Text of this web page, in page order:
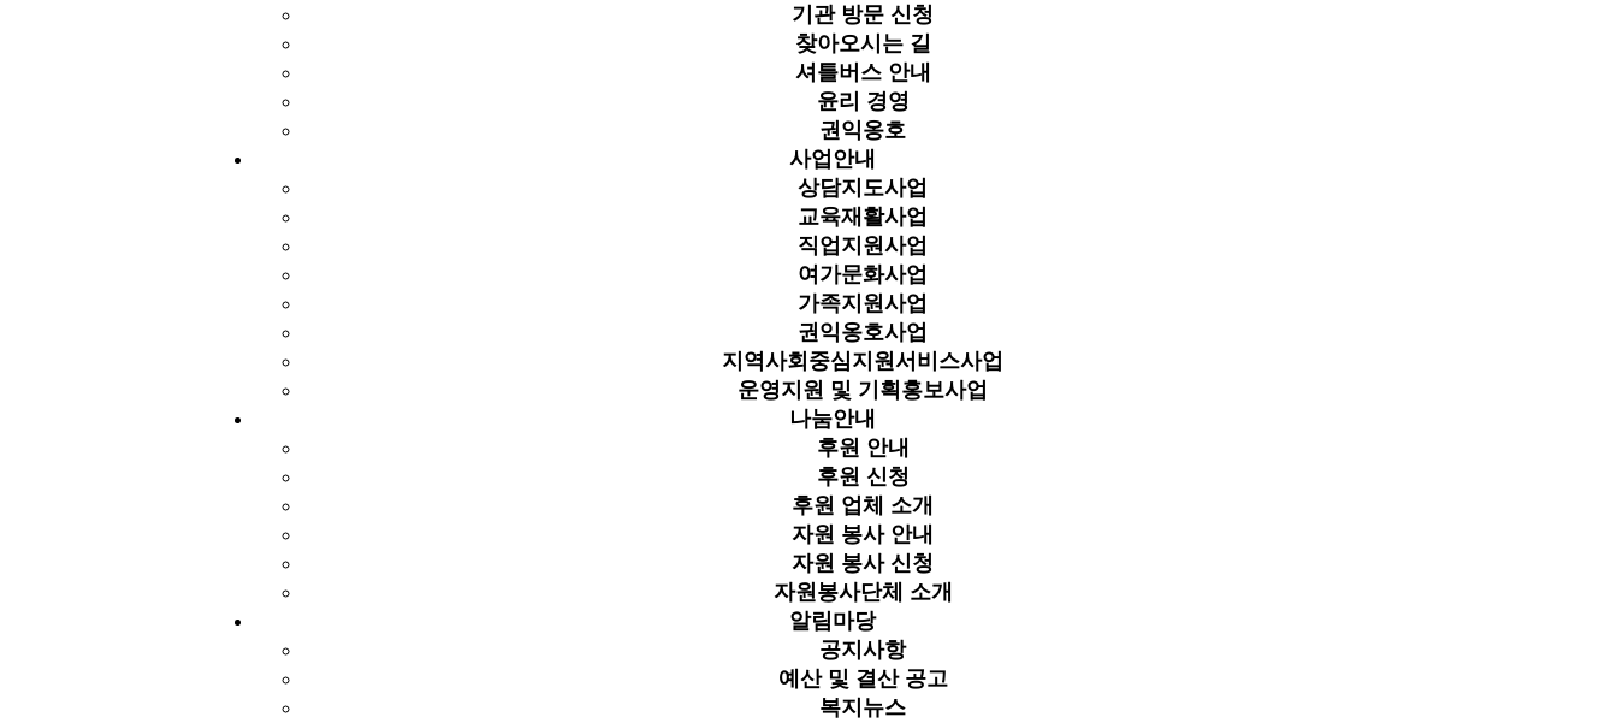
기관 방문 신청
찾아오시는 길
셔틀버스 안내
윤리 경영
권익옹호
사업안내
상담지도사업
교육재활사업
직업지원사업
여가문화사업
가족지원사업
권익옹호사업
지역사회중심지원서비스사업
운영지원 및 기획홍보사업
나눔안내
후원 안내
후원 신청
후원 업체 소개
자원 봉사 안내
자원 봉사 신청
자원봉사단체 소개
알림마당
공지사항
예산 및 결산 공고
복지뉴스